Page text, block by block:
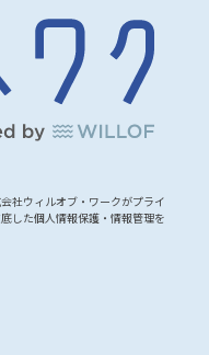
社ウィルオブ・ワークがプライ
した個人情報保護・情報管理を